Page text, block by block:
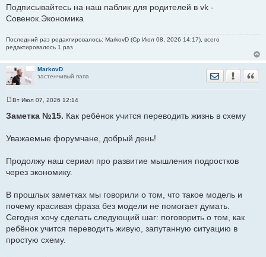
Подписывайтесь на наш паблик для родителей в vk -
Совенок.Экономика
Последний раз редактировалось: MarkovD (Ср Июл 08, 2026 14:17), всего
редактировалось 1 раз
MarkovD
застенчивый папа
Отправить
о
е
е
Вт Июл 07, 2026 12:14
Заметка №15. Как ребёнок учится переводить жизнь в схему
Уважаемые форумчане, добрый день!
Продолжу наш сериал про развитие мышления подростков
через экономику.
В прошлых заметках мы говорили о том, что такое модель и
почему красивая фраза без модели не помогает думать.
Сегодня хочу сделать следующий шаг: поговорить о том, как
ребёнок учится переводить живую, запутанную ситуацию в
простую схему.